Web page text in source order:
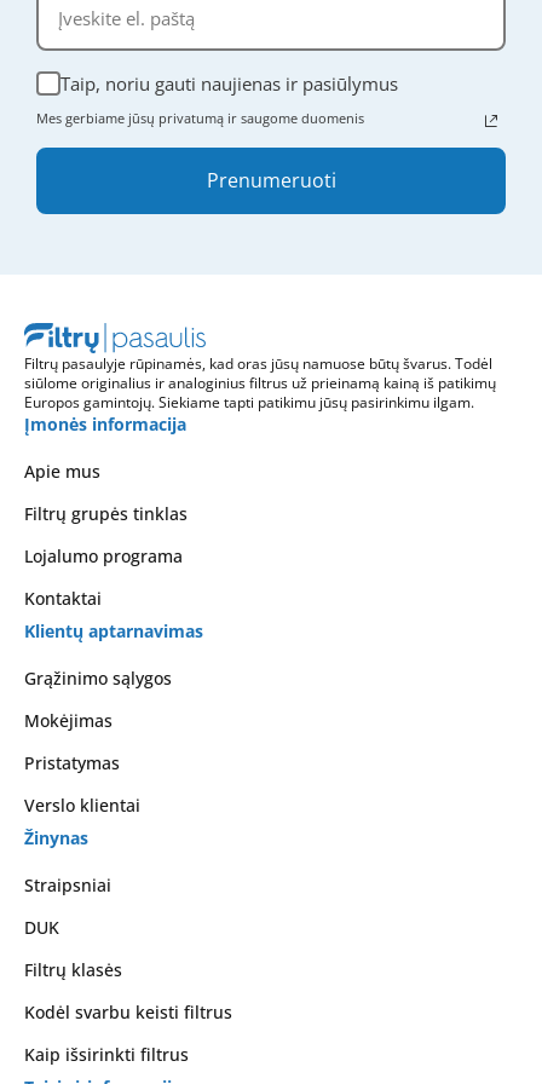
Taip, noriu gauti naujienas ir pasiūlymus
Mes gerbiame jūsų privatumą ir saugome duomenis
Prenumeruoti
Filtrų pasaulyje rūpinamės, kad oras jūsų namuose būtų švarus. Todėl
siūlome originalius ir analoginius filtrus už prieinamą kainą iš patikimų
Europos gamintojų. Siekiame tapti patikimu jūsų pasirinkimu ilgam.
Įmonės informacija
Apie mus
Filtrų grupės tinklas
Lojalumo programa
Kontaktai
Klientų aptarnavimas
Grąžinimo sąlygos
Mokėjimas
Pristatymas
Verslo klientai
Žinynas
Straipsniai
DUK
Filtrų klasės
Kodėl svarbu keisti filtrus
Kaip išsirinkti filtrus